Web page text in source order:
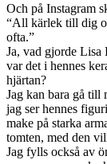
Och på Instagram
“All kärlek till dig
ofta.”
Ja, vad gjorde Lisa
var det i hennes
hjärtan?
Jag kan bara gå till
jag ser hennes
make på starka
tomten, med den
Jag fylls också av